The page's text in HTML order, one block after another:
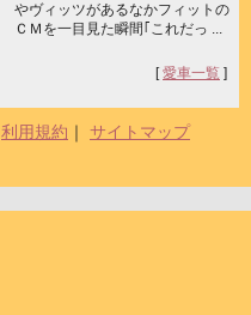
やヴィッツがあるなかフィットの
ＣＭを一目見た瞬間｢これだっ ...
[愛車一覧 ]
利用規約 ｜ サイトマップ